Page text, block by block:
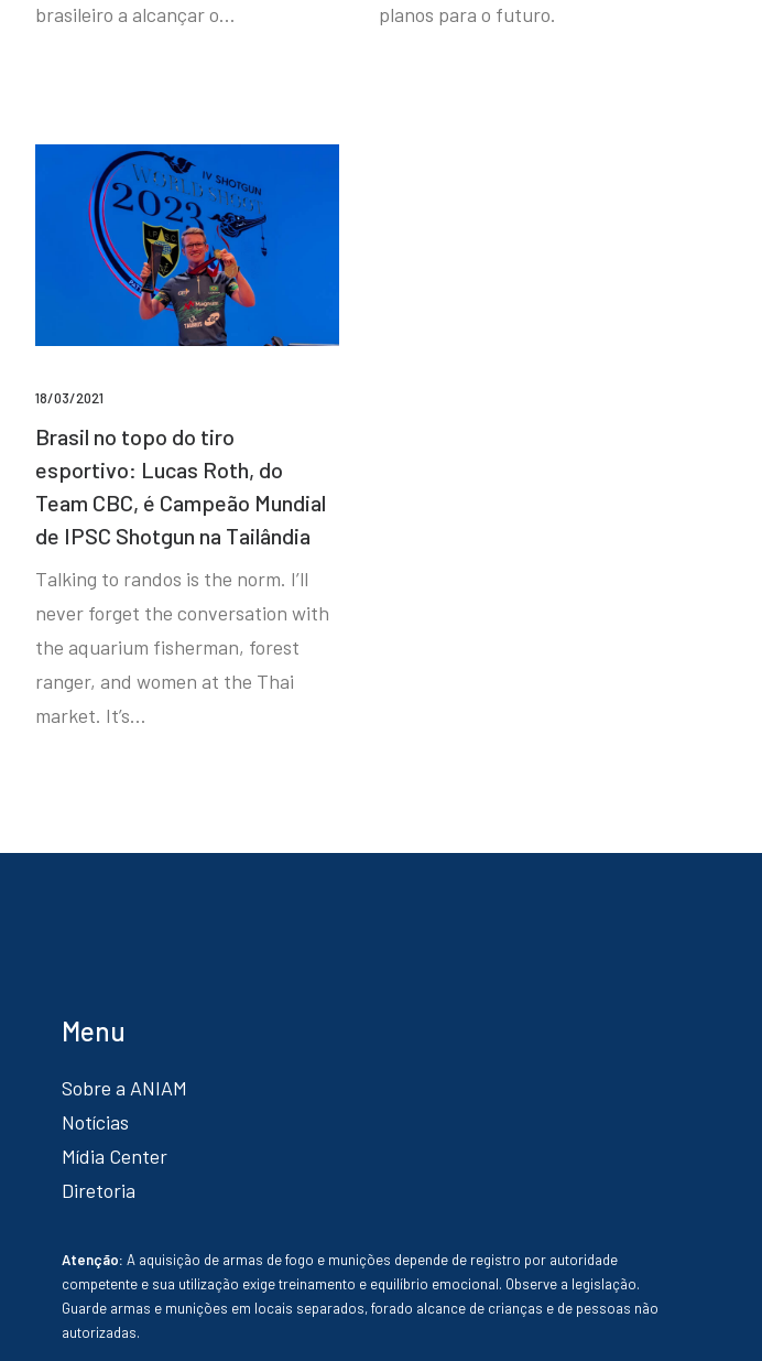
brasileiro a alcançar o…
planos para o futuro.
18/03/2021
Brasil no topo do tiro
esportivo: Lucas Roth, do
Team CBC, é Campeão Mundial
de IPSC Shotgun na Tailândia
Talking to randos is the norm. I’ll
never forget the conversation with
the aquarium fisherman, forest
ranger, and women at the Thai
market. It’s…
Menu
Sobre a ANIAM
Notícias
Mídia Center
Diretoria
Atenção: A aquisição de armas de fogo e munições depende de registro por autoridade
competente e sua utilização exige treinamento e equilíbrio emocional. Observe a legislação.
Guarde armas e munições em locais separados, forado alcance de crianças e de pessoas não
autorizadas.